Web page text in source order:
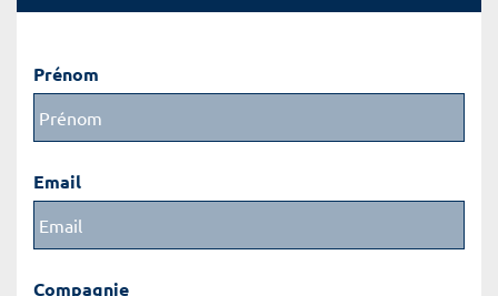
Prénom
Email
Compagnie